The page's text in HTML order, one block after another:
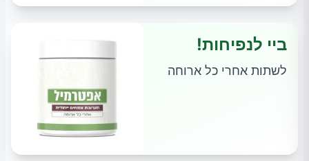
ביי לנפיחות!
לשתות אחרי כל ארוחה